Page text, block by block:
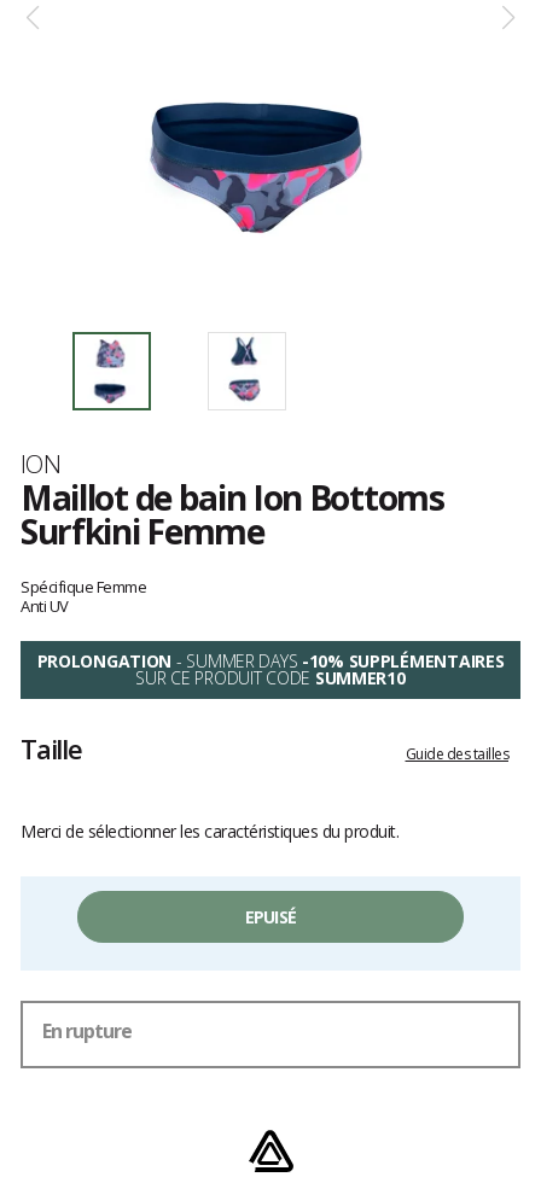
Marque
ION
Maillot de bain Ion Bottoms
Surfkini Femme
avis
clients
Spécifique Femme
Anti UV
PROLONGATION - SUMMER DAYS -10% SUPPLÉMENTAIRES
SUR CE PRODUIT CODE SUMMER10
Taille Guide des tailles
Merci de sélectionner les caractéristiques du produit.
EPUISÉ
En rupture